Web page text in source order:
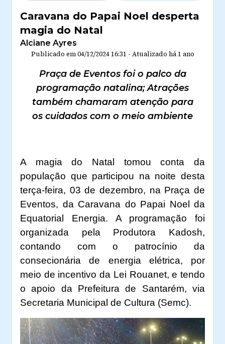
Caravana do Papai Noel desperta
magia do Natal
Alciane Ayres
Publicado em04/12/2024 16:31 - Atualizado há 1 ano
Praça de Eventos foi o palco da
programação natalina; Atrações
também chamaram atenção para
os cuidados com o meio ambiente
A magia do Natal tomou conta da
população que participou na noite desta
terça-feira, 03 de dezembro, na Praça de
Eventos, da Caravana do Papai Noel da
Equatorial Energia. A programação foi
organizada pela Produtora Kadosh,
contando com o patrocínio da
consecionária de energia elétrica, por
meio de incentivo da Lei Rouanet, e tendo
oapoio da Prefeitura de Santarém, via
Secretaria Municipal de Cultura (Semc).